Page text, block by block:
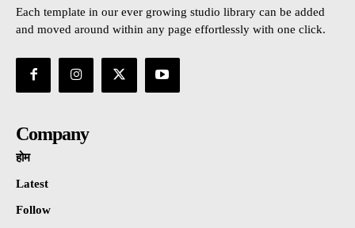
Each template in our ever growing studio library can be added
and moved around within any page effortlessly with one click.
Company
होम
Latest
Follow